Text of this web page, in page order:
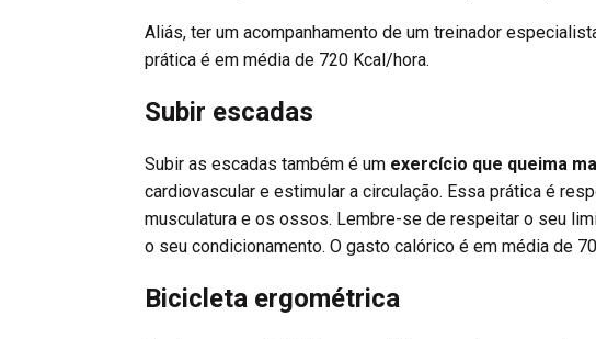
Aliás, ter um acompanhamento de um treinador
prática é em média de 720 Kcal/hora.
Subir escadas
Subir as escadas também é um exercício que queima
cardiovascular e estimular a circulação. Essa prática é
musculatura e os ossos. Lembre-se de respeitar o seu
o seu condicionamento. O gasto calórico é em média de
Bicicleta ergométrica